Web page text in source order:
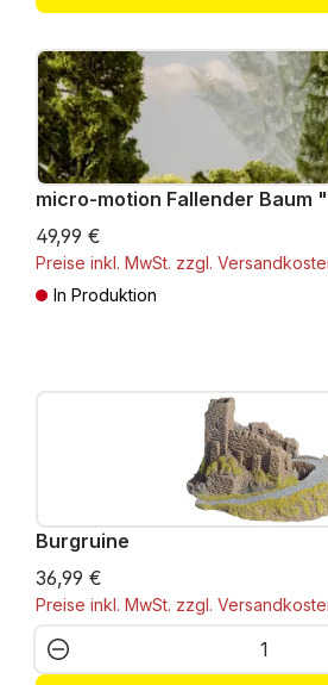
micro-motion Fallender Baum
49,99 €
Preise inkl. MwSt. zzgl.
In Produktion
Burgruine
36,99 €
Preise inkl. MwSt. zzgl.
Produkt Anzahl: Gib